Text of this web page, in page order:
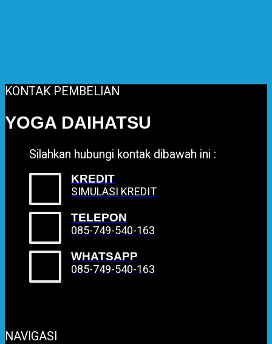
KONTAK PEMBELIAN
YOGA DAIHATSU
Silahkan hubungi kontak dibawah ini :
KREDIT
SIMULASI KREDIT
TELEPON
085-749-540-163
WHATSAPP
085-749-540-163
NAVIGASI